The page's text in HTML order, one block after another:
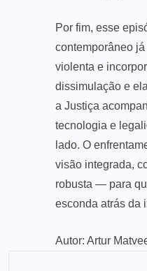
Por fim, esse
contemporâneo
violenta e
dissimulação e
a Justiça
tecnologia e
lado. O
visão integrada,
robusta — para
esconda atrás da
Autor: Artur